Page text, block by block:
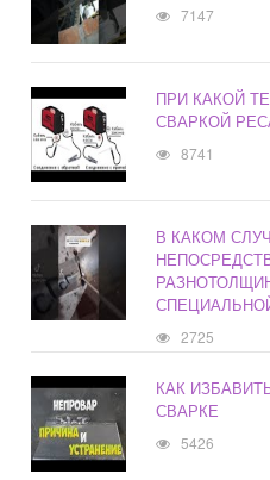
7147
ПРИ КАКОЙ
СВАРКОЙ
8741
В КАКОМ
2725
КАК
СВАРКЕ
5426